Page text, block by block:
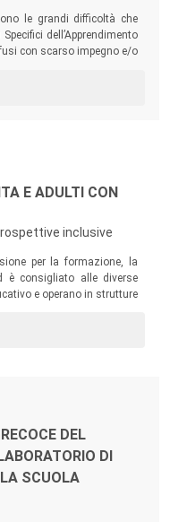
le grandi difficoltà che
dell’Apprendimento
con scarso impegno e/o
E ADULTI CON
inclusive
per la formazione, la
è consigliato alle diverse
e operano in strutture
in carico della persona
della vita.
DEL
DI
SCUOLA